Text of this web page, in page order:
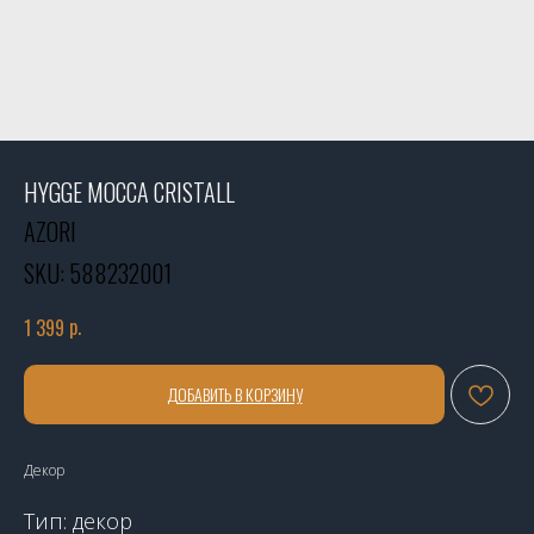
HYGGE MOCCA CRISTALL
AZORI
SKU: 588232001
1 399 р.
ДОБАВИТЬ В КОРЗИНУ
Декор
Тип: декор